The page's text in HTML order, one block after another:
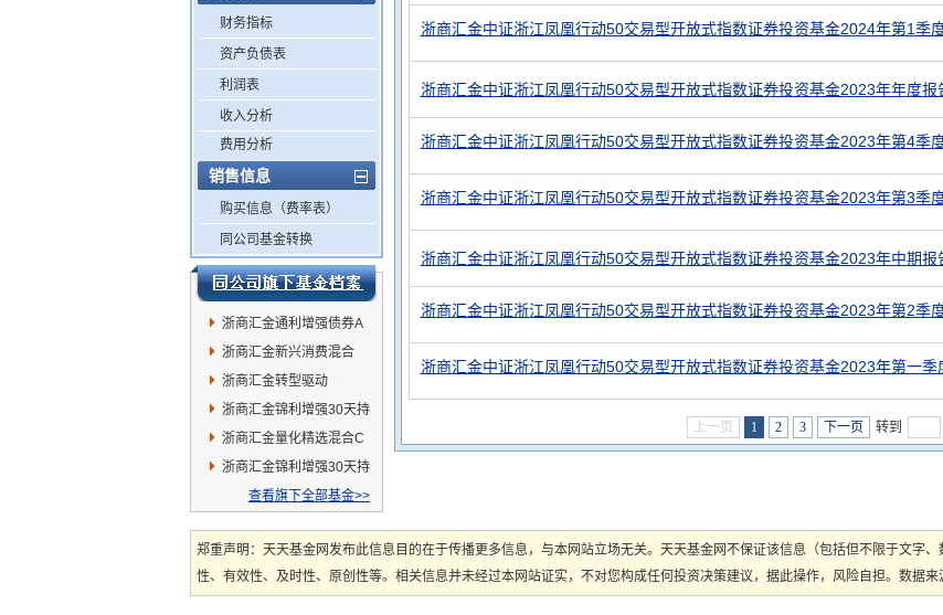
财务指标
资产负债表
利润表
收入分析
费用分析
销售信息
购买信息（费率表）
同公司基金转换
浙商汇金通利增强债券A
浙商汇金新兴消费混合
浙商汇金转型驱动
浙商汇金锦利增强30天持
有期债券C
浙商汇金量化精选混合C
浙商汇金锦利增强30天持
有期债券A
查看旗下全部基金>>
浙商汇金中证浙江凤凰行动50交易型开放式指数证券投资基金2024年第1季
浙商汇金中证浙江凤凰行动50交易型开放式指数证券投资基金2023年年度报
浙商汇金中证浙江凤凰行动50交易型开放式指数证券投资基金2023年第4季
浙商汇金中证浙江凤凰行动50交易型开放式指数证券投资基金2023年第3季
浙商汇金中证浙江凤凰行动50交易型开放式指数证券投资基金2023年中期报
浙商汇金中证浙江凤凰行动50交易型开放式指数证券投资基金2023年第2季
浙商汇金中证浙江凤凰行动50交易型开放式指数证券投资基金2023年第一季
上一页 1 2 3 下一页 转到
郑重声明：天天基金网发布此信息目的在于传播更多信息，与本网站立场无关。天天基金网不保证该信息（包括但不限于文字
性、有效性、及时性、原创性等。相关信息并未经过本网站证实，不对您构成任何投资决策建议，据此操作，风险自担。数据来